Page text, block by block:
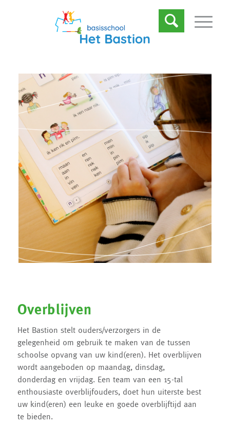
Overblijven
Het Bastion stelt ouders/verzorgers in de
gelegenheid om gebruik te maken van de tussen
schoolse opvang van uw kind(eren). Het overblijven
wordt aangeboden op maandag, dinsdag,
donderdag en vrijdag. Een team van een 15-tal
enthousiaste overblijfouders, doet hun uiterste best
uw kind(eren) een leuke en goede overblijftijd aan
te bieden.